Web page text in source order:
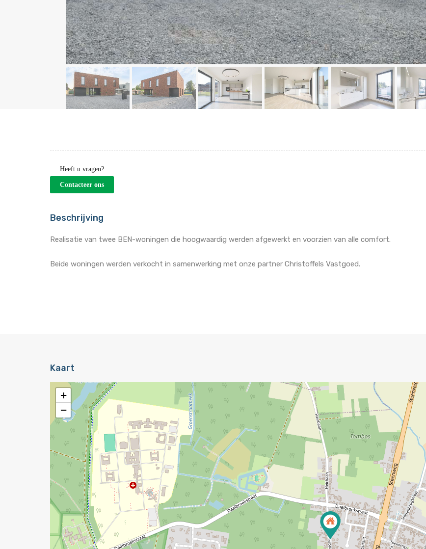
Heeft u vragen?
Contacteer ons
Beschrijving
Realisatie van twee BEN-woningen die hoogwaardig werden afgewerkt en voorzien van alle comfort.
Beide woningen werden verkocht in samenwerking met onze partner Christoffels Vastgoed.
Kaart
+
−